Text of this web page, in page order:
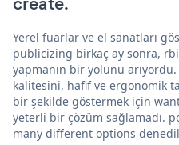
Yerel fuarlar ve el sanatları
publicizing birkaç ay sonra,
yapmanın bir yolunu
kalitesini, hafif ve ergonomik
bir şekilde göstermek için
yeterli bir çözüm sağlamadı.
many different options